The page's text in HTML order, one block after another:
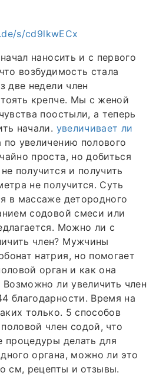
s/cd9lkwECx
наносить и с первого
возбудимость стала
две недели член
крепче. Мы с женой
поостыли, а теперь
начали. увеличивает ли
по увеличению полового
проста, но добиться
получится и получить
не получится. Суть
в массаже детородного
содовой смеси или
Можно ли с
член? Мужчины
натрия, но помогает
орган и как она
Возможно ли увеличить член
благодарности. Время на
только. 5 способов
член содой, что
процедуры делать для
органа, можно ли это
см, рецепты и отзывы.